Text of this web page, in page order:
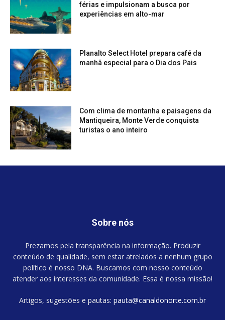
férias e impulsionam a busca por
experiências em alto-mar
Planalto Select Hotel prepara café da
manhã especial para o Dia dos Pais
Com clima de montanha e paisagens da
Mantiqueira, Monte Verde conquista
turistas o ano inteiro
Sobre nós
Prezamos pela transparência na informação. Produzir
conteúdo de qualidade, sem estar atrelados a nenhum grupo
político é nosso DNA. Buscamos com nosso conteúdo
atender aos interesses da comunidade. Essa é nossa missão!
Artigos, sugestões e pautas: pauta@canaldonorte.com.br